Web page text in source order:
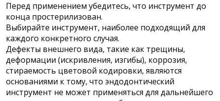
Перед применением убедитесь, что инструмент до
конца простерилизован.
Выбирайте инструмент, наиболее подходящий для
каждого конкретного случая.
Дефекты внешнего вида, такие как трещины,
деформации (искривления, изгибы), коррозия,
стираемость цветовой кодировки, являются
основаниями к тому, что эндодонтический
инструмент не может применяться для дальнейшего